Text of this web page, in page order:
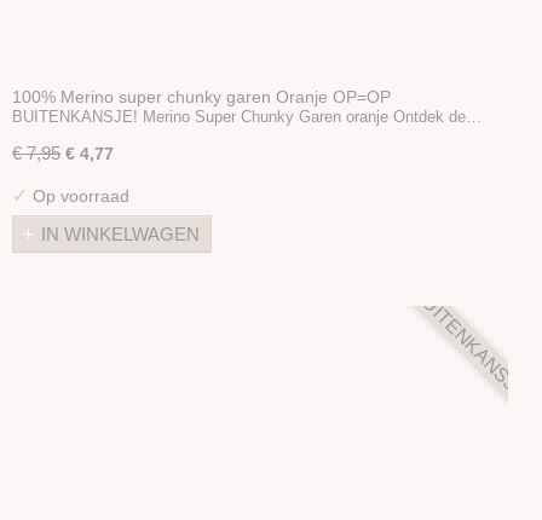
100% Merino super chunky garen Oranje OP=OP
BUITENKANSJE! Merino Super Chunky Garen oranje Ontdek de…
€ 7,95 € 4,77
✓ Op voorraad
IN WINKELWAGEN
BUITENKANSJE